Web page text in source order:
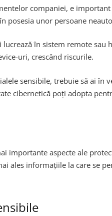
companiei, e
posesia unor persoane
în sistem remote
uri, crescând riscurile.
sensibile, trebuie să ai în
cibernetică poți adopta
importante aspecte ale
ales informațiile la care se